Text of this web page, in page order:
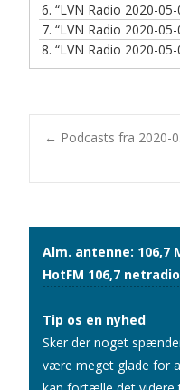
6. “LVN Radio 2020-05-
7. “LVN Radio 2020-05-
8. “LVN Radio 2020-05-
Post
← Podcasts fra 2020-
Alm. antenne: 106,7
HotFM 106,7 netradio
Tip os en nyhed
Sker der noget
være meget glade for